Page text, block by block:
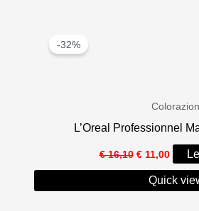
-32%
L’Oreal Professionnel
€16,10 Il
prezzo
originale
era:
€11,00Il
attuale
è:
Quick